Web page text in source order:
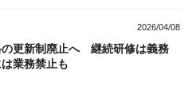
2026/04/08
の更新制廃止へ 継続研修は義務
業務禁止も